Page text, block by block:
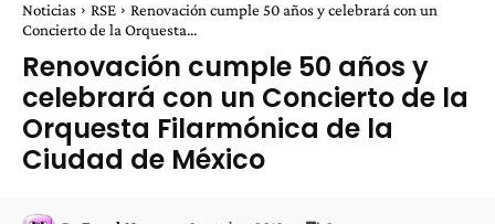
Noticias RSE
Renovación cumple 50 años y celebrará con un
Concierto de la Orquesta...
Renovación cumple 50 años y
celebrará con un Concierto de la
Orquesta Filarmónica de la
Ciudad de México